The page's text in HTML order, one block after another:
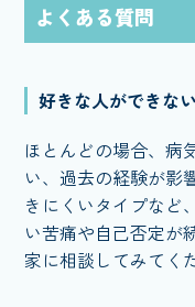
よくある質問
好きな人ができな
ほとんどの場合、病
い、過去の経験が影
きにくいタイプなど
い苦痛や自己否定が
家に相談してみてく